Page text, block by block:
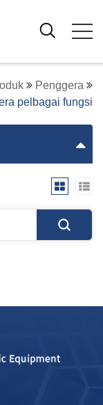
Penggera
pelbagai fungsi